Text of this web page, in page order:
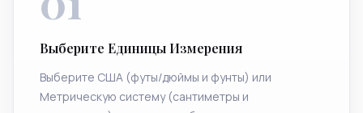
Выберите Единицы Измерения
Выберите США (футы/дюймы и фунты) или
Метрическую систему (сантиметры и